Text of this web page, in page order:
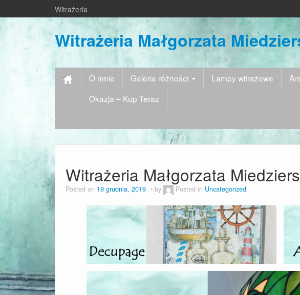
Witrażeria
Witrażeria Małgorzata
O mnie Galeria różności Lampy witrażowe
Okazja – Kup Teraz
Witrażeria Małgorzata
Posted on 19 grudnia, 2019 by Posted in Uncategorized